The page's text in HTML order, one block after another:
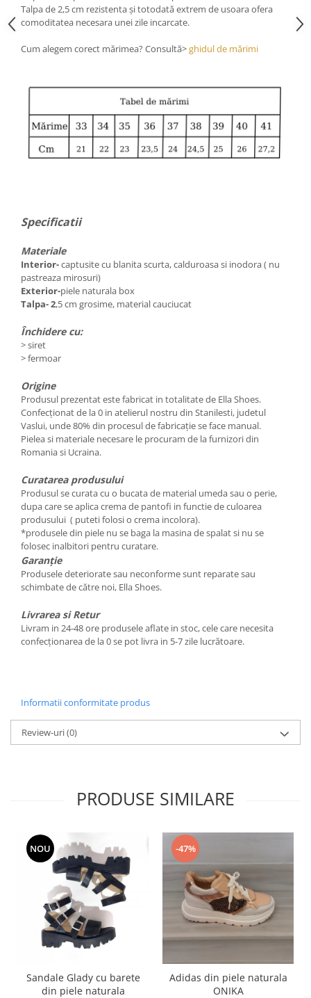
Talpa de 2,5 cm rezistenta și totodată extrem de usoara ofera
comoditatea necesara unei zile incarcate.
Cum alegem corect mărimea? Consultă>ghidul de mărimi
Specificatii
Materiale
Interior-captusite cu blanita scurta, calduroasa si inodora ( nu
pastreaza mirosuri)
Exterior-piele naturala box
Talpa- 2,5 cm grosime, material cauciucat
Închidere cu:
>siret
> fermoar
Origine
Produsul prezentat este fabricat in totalitate de Ella Shoes.
Confecționat de la 0 in atelierul nostru din Stanilesti, judetul
Vaslui, unde 80% din procesul de fabricație se face manual.
Pielea si materiale necesare le procuram de la furnizori din
Romania si Ucraina.
Curatarea produsului
Produsul se curata cu o bucata de material umeda sau o perie,
dupa care se aplica crema de pantofi in functie de culoarea
produsului ( puteti folosi o crema incolora).
*produsele din piele nu se baga la masina de spalat si nu se
folosec inalbitori pentru curatare.
Garanție
Produsele deteriorate sau neconforme sunt reparate sau
schimbate de către noi, Ella Shoes.
Livrarea si Retur
Livram in 24-48 ore produsele aflate in stoc, cele care necesita
confecționarea de la 0 se pot livra in 5-7 zile lucrătoare.
Informatii conformitate produs
Review-uri(0)
PRODUSE SIMILARE
NOU
Sandale Glady cu barete
din piele naturala
-47%
Adidas din piele naturala
ONIKA